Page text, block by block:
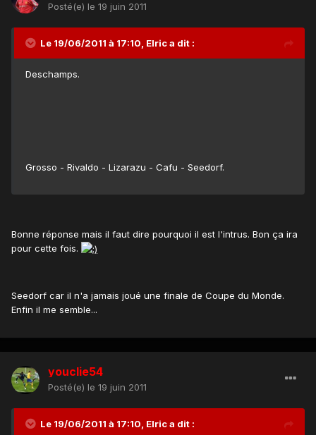
Posté(e) le 19 juin 2011
Le 19/06/2011 à 17:10, Elric a dit :
Deschamps.
Grosso - Rivaldo - Lizarazu - Cafu - Seedorf.
Bonne réponse mais il faut dire pourquoi il est l'intrus. Bon ça ira
pour cette fois.
Seedorf car il n'a jamais joué une finale de Coupe du Monde.
Enfin il me semble...
youclie54
Posté(e) le 19 juin 2011
Le 19/06/2011 à 17:10, Elric a dit :